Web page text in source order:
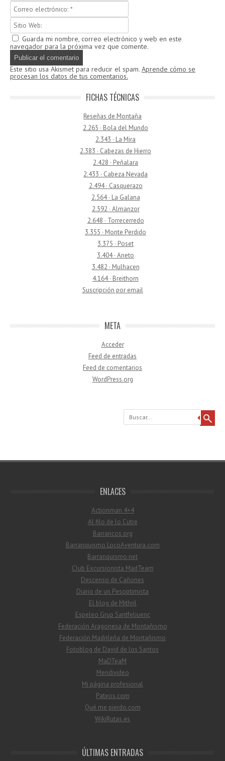
Guarda mi nombre, correo electrónico y web en este
navegador para la próxima vez que comente.
Este sitio usa Akismet para reducir el spam. Aprende cómo se
procesan los datos de tus comentarios.
FICHAS TÉCNICAS
Reseñas de Montaña
2.265 · Bola del Mundo
2.343 · La Mira
2.383 · Cabezas de Hierro
2.428 · Peñalara
2.433 · Cabeza Nevada
2.494 · Casquerazo
2.564 · La Galana
2.592 · Almanzor
2.648 · Torrecerredo
3.355 · Monte Perdido
3.375 · Poset
3.404 · Aneto
3.482 · Mulhacen
4.164 · Breithorn
Suscripción por email
META
Acceder
Feed de entradas
Feed de comentarios
WordPress.org
Buscar
ENLACES
Actionman 4×4
Al filo de lo Cutre
Barrancos.org
Barranquismo.LocoAventura.com
Barranquismo.net
Club Excursionista MadTeam
Descenso de Cañones
Diario de un Pesoptimista
El blog de Mithril
Espeleo Grup Santfeliuenc
Federación Aragonesa de Montañismo
Federación Madrileña de Montañismo
Fotoblog de David de los Santos
MaDTeaM
Mendivideo
Mi página profesional
Pateos.com
Qué me pierdo.com
WikiRutas.es
ÚLTIMAS ENTRADAS